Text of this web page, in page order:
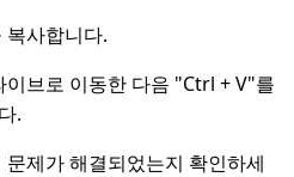
사합니다.
브로 이동한 다음 "Ctrl + V"를
.
제가 해결되었는지 확인하세